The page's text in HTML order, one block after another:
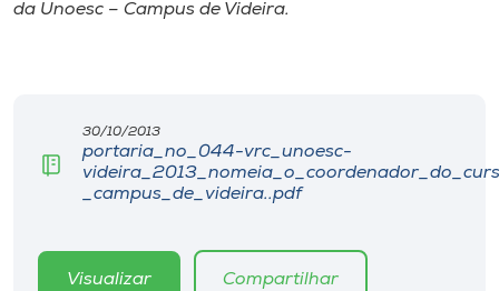
Cultura
Biblioteca
Rádio
da Unoesc – Campus de Videira.
30/10/2013
portaria_no_044-vrc_unoesc-
_campus_de_videira..pdf
Visualizar Compartilhar